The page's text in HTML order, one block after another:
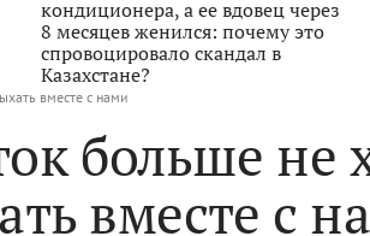
кондиционера, а ее вдовец через
8 месяцев женился: почему это
спровоцировало скандал в
Казахстане?
вместе с нами
больше не
вместе с